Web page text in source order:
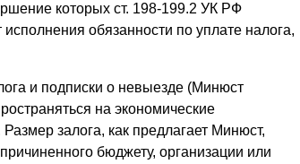
которых ст. 198-199.2 УК РФ
исполнения обязанности по уплате налога,
и подписки о невыезде (Минюст
на экономические
залога, как предлагает Минюст,
бюджету, организации или